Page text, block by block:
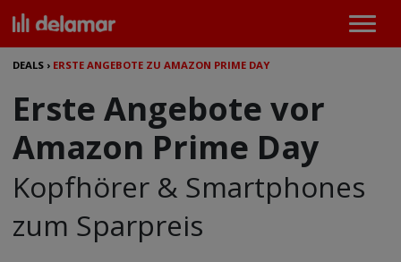
DEALS › ERSTE ANGEBOTE ZU AMAZON PRIME DAY
Erste Angebote vor
Amazon Prime Day
Kopfhörer & Smartphones
zum Sparpreis